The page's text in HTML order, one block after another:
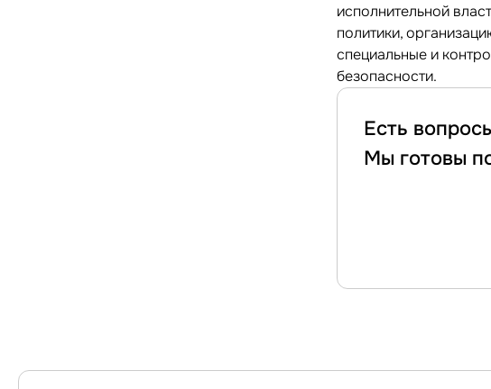
исполнительной
политики,
специальные и
безопасности.
Есть
Мы готовы